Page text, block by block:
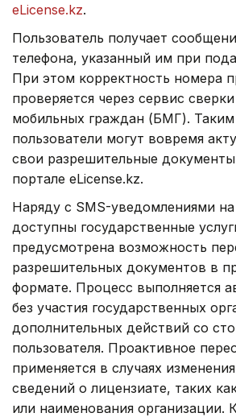
eLicense.kz.
Пользователь получает
телефона, указанный им при
При этом корректность номера
проверяется через сервис
мобильных граждан (БМГ). Таким
пользователи могут вовремя
свои разрешительные
портале eLicense.kz.
Наряду с SMS-уведомлениями на
доступны государственные
предусмотрена возможность
разрешительных документов в
формате. Процесс выполняется
без участия государственных
дополнительных действий со
пользователя. Проактивное
применяется в случаях
сведений о лицензиате, таких
или наименования организации.